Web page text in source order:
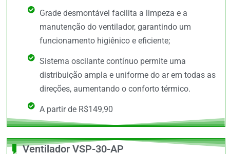
Grade desmontável facilita a limpeza e a
manutenção do ventilador, garantindo um
funcionamento higiênico e eficiente;
Sistema oscilante contínuo permite uma
distribuição ampla e uniforme do ar em todas as
direções, aumentando o conforto térmico.
A partir de R$149,90
Ventilador VSP-30-AP